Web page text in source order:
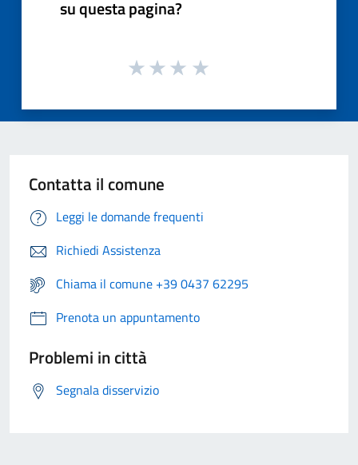
su questa pagina?
Contatta il comune
Leggi le domande frequenti
Richiedi Assistenza
Chiama il comune +39 0437 62295
Prenota un appuntamento
Problemi in città
Segnala disservizio